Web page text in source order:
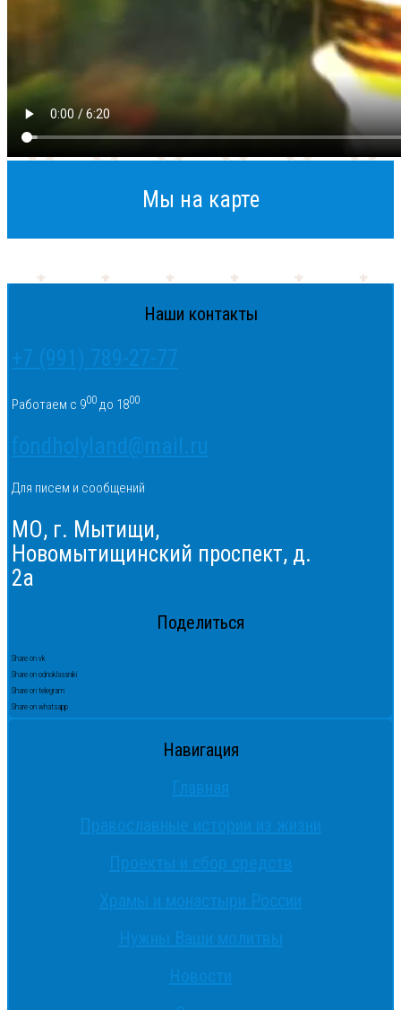
Мы на карте
Наши контакты
+7 (991) 789-27-77
Работаем с 900 до 1800
fondholyland@mail.ru
Для писем и сообщений
МО, г. Мытищи,
Новомытищинский проспект, д.
2а
Поделиться
Share on vk
Share on odnoklassniki
Share on telegram
Share on whatsapp
Навигация
Главная
Православные истории из жизни
Проекты и сбор средств
Храмы и монастыри России
Нужны Ваши молитвы
Новости